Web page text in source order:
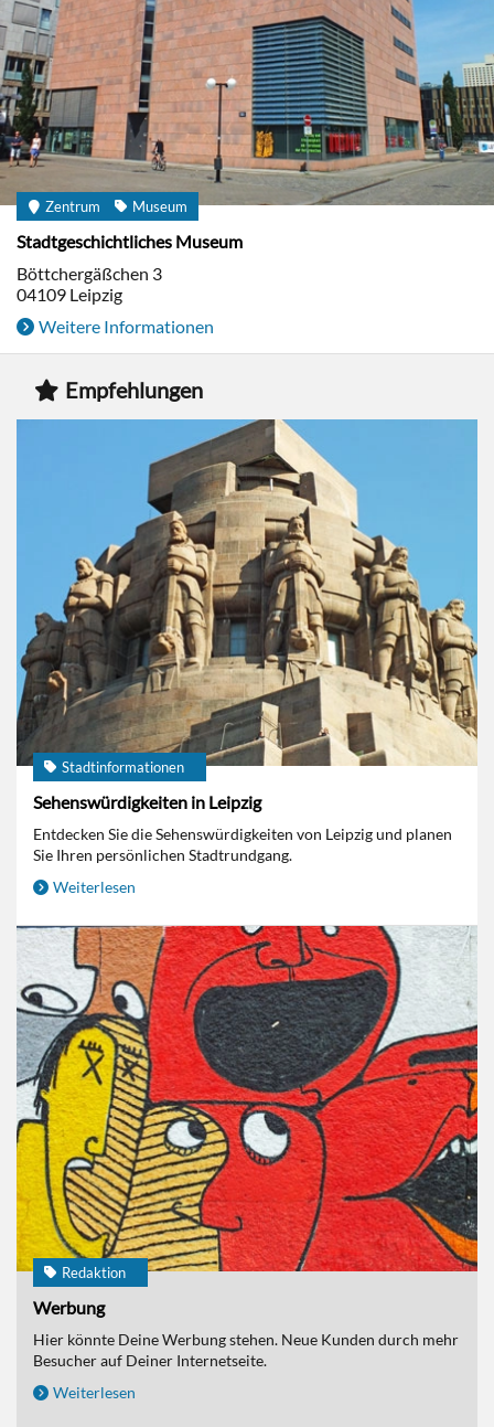
Zentrum Museum
Stadtgeschichtliches Museum
Böttchergäßchen 3
04109 Leipzig
Weitere Informationen
Empfehlungen
Stadtinformationen
Sehenswürdigkeiten in Leipzig
Entdecken Sie die Sehenswürdigkeiten von Leipzig und planen
Sie Ihren persönlichen Stadtrundgang.
Weiterlesen
Redaktion
Werbung
Hier könnte Deine Werbung stehen. Neue Kunden durch mehr
Besucher auf Deiner Internetseite.
Weiterlesen